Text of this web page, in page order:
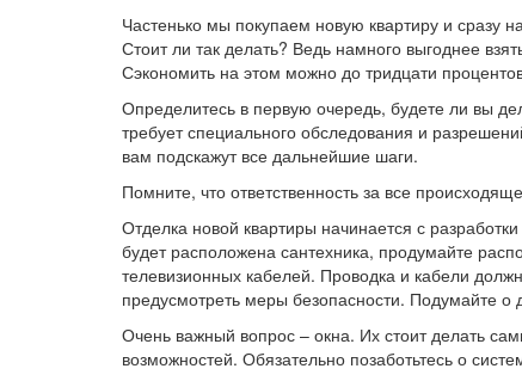
Частенько мы покупаем новую квартиру и сразу
Стоит ли так делать? Ведь намного выгоднее
Сэкономить на этом можно до тридцати
Определитесь в первую очередь, будете ли вы
требует специального обследования и
вам подскажут все дальнейшие шаги.
Помните, что ответственность за все
Отделка новой квартиры начинается с
будет расположена сантехника, продумайте
телевизионных кабелей. Проводка и кабели
предусмотреть меры безопасности. Подумайте о
Очень важный вопрос – окна. Их стоит делать
возможностей. Обязательно позаботьтесь о